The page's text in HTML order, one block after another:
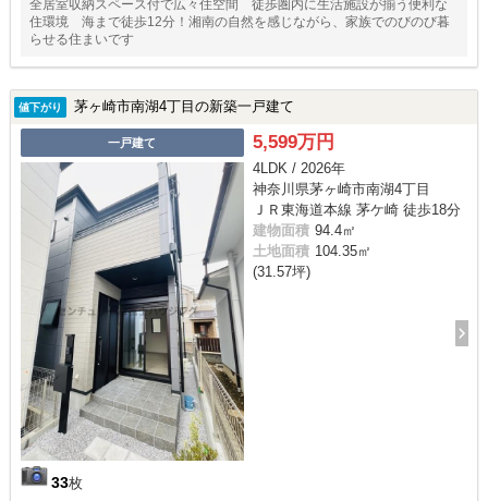
全居室収納スペース付で広々住空間 徒歩圏内に生活施設が揃う便利な
住環境 海まで徒歩12分！湘南の自然を感じながら、家族でのびのび暮
らせる住まいです
値下がり 茅ヶ崎市南湖4丁目の新築一戸建て
一戸建て
33枚
5,599万円
4LDK / 2026年
神奈川県茅ヶ崎市南湖4丁目
ＪＲ東海道本線 茅ケ崎 徒歩18分
建物面積 94.4㎡
土地面積 104.35㎡
(31.57坪)